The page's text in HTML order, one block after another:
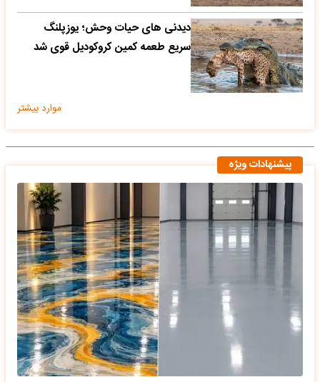
دیدنی های حیات وحش؛ یوزپلنگ
سریع طعمه کمین کروکودیل قوی شد
موارد بیشتر
پیشنهادات ویژه